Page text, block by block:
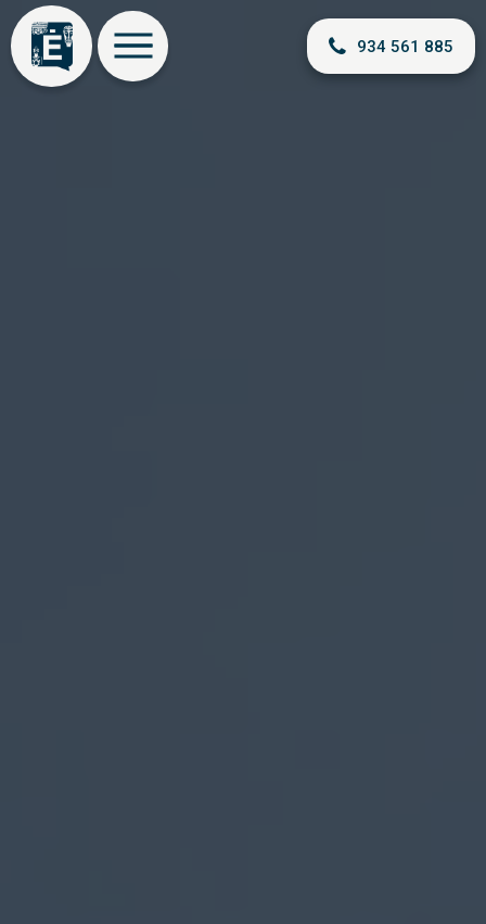
934 561 885